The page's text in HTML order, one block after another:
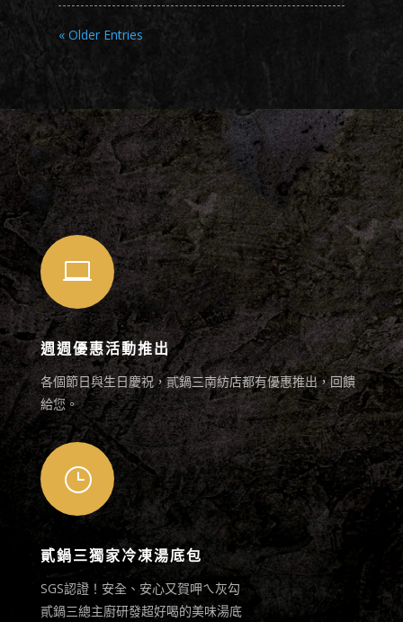
« Older Entries

週週優惠活動推出
各個節日與生日慶祝，貳鍋三南紡店都有優惠推出，回饋
給您。
}
貳鍋三獨家冷凍湯底包
SGS認證！安全、安心又賀呷ㄟ灰勾
貳鍋三總主廚研發超好喝的美味湯底